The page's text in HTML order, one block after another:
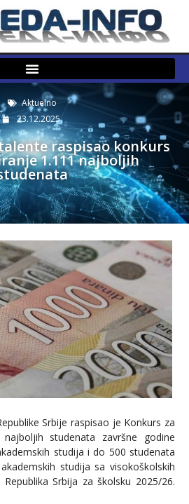
Aktuelno
23.12.2025.
raspisao konkurs
1.111 najboljih
Srbije raspisao je Konkurs za
studenata završne godine
studija i do 500 studenata
studija sa visokoškolskih
Srbija za školsku 2025/26.